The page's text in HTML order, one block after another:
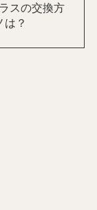
スの交換方
は？